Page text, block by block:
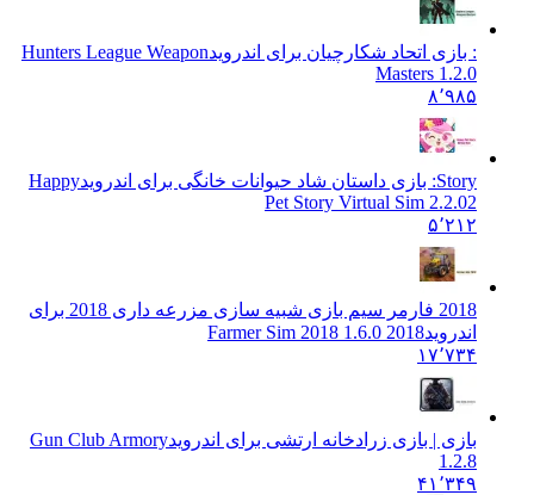
: بازی اتحاد شکارچیان برای اندرویدHunters League Weapon
Masters 1.2.0
۸٬۹۸۵
Story: بازی داستان شاد حیوانات خانگی برای اندروید
Happy
Pet Story Virtual Sim 2.2.02
۵٬۲۱۲
2018 فارمر سیم بازی شبیه سازی مزرعه داری 2018 برای
اندرویدFarmer Sim 2018 1.6.0 2018
۱۷٬۷۳۴
بازی | بازی زرادخانه ارتشی برای اندرویدGun Club Armory
1.2.8
۴۱٬۳۴۹